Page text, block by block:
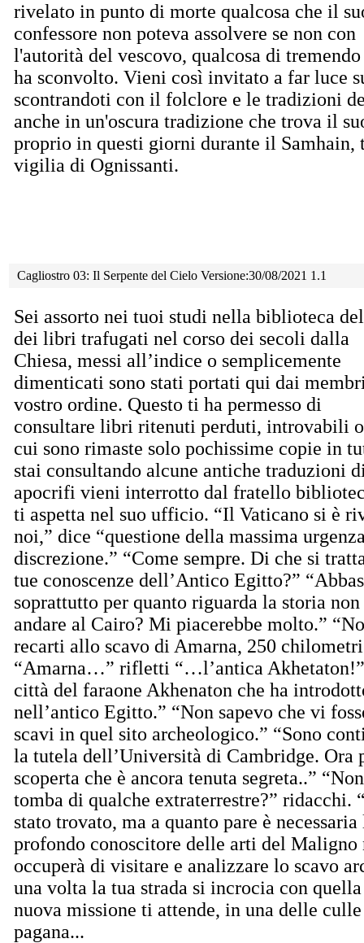
rivelato in punto di morte qualcosa che il
confessore non poteva assolvere se non con
l'autorità del vescovo, qualcosa di
ha sconvolto. Vieni così invitato a far luce
scontrandoti con il folclore e le tradizioni
anche in un'oscura tradizione che trova il
proprio in questi giorni durante il Samhain,
vigilia di Ognissanti.
Cagliostro 03: Il Serpente del Cielo Versione:30/08/2021 1.1
Sei assorto nei tuoi studi nella biblioteca
dei libri trafugati nel corso dei secoli dalla
Chiesa, messi all’indice o semplicemente
dimenticati sono stati portati qui dai
vostro ordine. Questo ti ha permesso di
consultare libri ritenuti perduti, introvabili
cui sono rimaste solo pochissime copie in
stai consultando alcune antiche traduzioni
apocrifi vieni interrotto dal fratello
ti aspetta nel suo ufficio. “Il Vaticano si è
noi,” dice “questione della massima
discrezione.” “Come sempre. Di che si
tue conoscenze dell’Antico Egitto?”
soprattutto per quanto riguarda la storia
andare al Cairo? Mi piacerebbe molto.”
recarti allo scavo di Amarna, 250
“Amarna…” rifletti “…l’antica Akhetaton!”
città del faraone Akhenaton che ha
nell’antico Egitto.” “Non sapevo che vi
scavi in quel sito archeologico.” “Sono
la tutela dell’Università di Cambridge. Ora
scoperta che è ancora tenuta segreta..”
tomba di qualche extraterrestre?” ridacchi.
stato trovato, ma a quanto pare è
profondo conoscitore delle arti del Maligno
occuperà di visitare e analizzare lo scavo
una volta la tua strada si incrocia con
nuova missione ti attende, in una delle
pagana...